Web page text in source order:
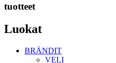
tuotteet
Luokat
BRÄNDIT
VELI